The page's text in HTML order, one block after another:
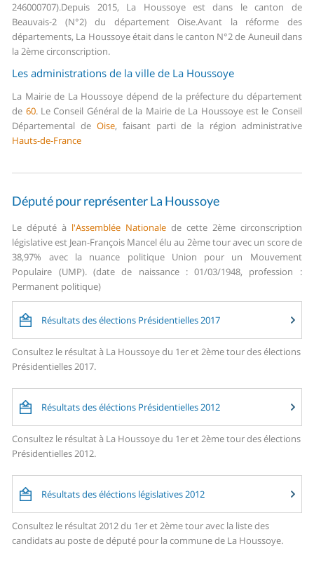
246000707).Depuis 2015, La Houssoye est dans le canton de
Beauvais-2 (N°2) du département Oise.Avant la réforme des
départements, La Houssoye était dans le canton N°2 de Auneuil dans
la 2ème circonscription.
Les administrations de la ville de La Houssoye
La Mairie de La Houssoye dépend de la préfecture du département
de 60.Le Conseil Général de la Mairie de La Houssoye est le Conseil
Départemental de Oise, faisant parti de la région administrative
Hauts-de-France
Député pour représenter La Houssoye
Le député à l'Assemblée Nationale de cette 2ème circonscription
législative est Jean-François Mancel élu au 2ème tour avec un score de
38,97% avec la nuance politique Union pour un Mouvement
Populaire (UMP). (date de naissance : 01/03/1948, profession :
Permanent politique)
Résultats des élections Présidentielles 2017
Consultez le résultat à La Houssoye du 1er et 2ème tour des élections
Présidentielles 2017.
Résultats des éléctions Présidentielles 2012
Consultez le résultat à La Houssoye du 1er et 2ème tour des élections
Présidentielles 2012.
Résultats des éléctions législatives 2012
Consultez le résultat 2012 du 1er et 2ème tour avec la liste des
candidats au poste de député pour la commune de La Houssoye.